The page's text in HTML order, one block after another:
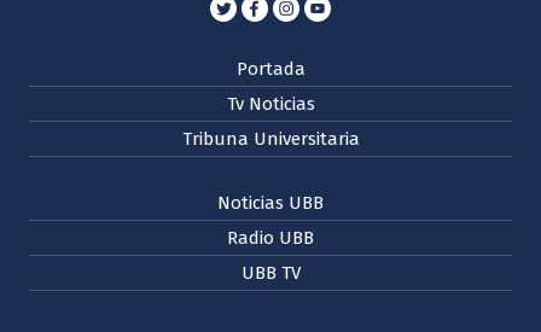
Portada
Tv Noticias
Tribuna Universitaria
Noticias UBB
Radio UBB
UBB TV